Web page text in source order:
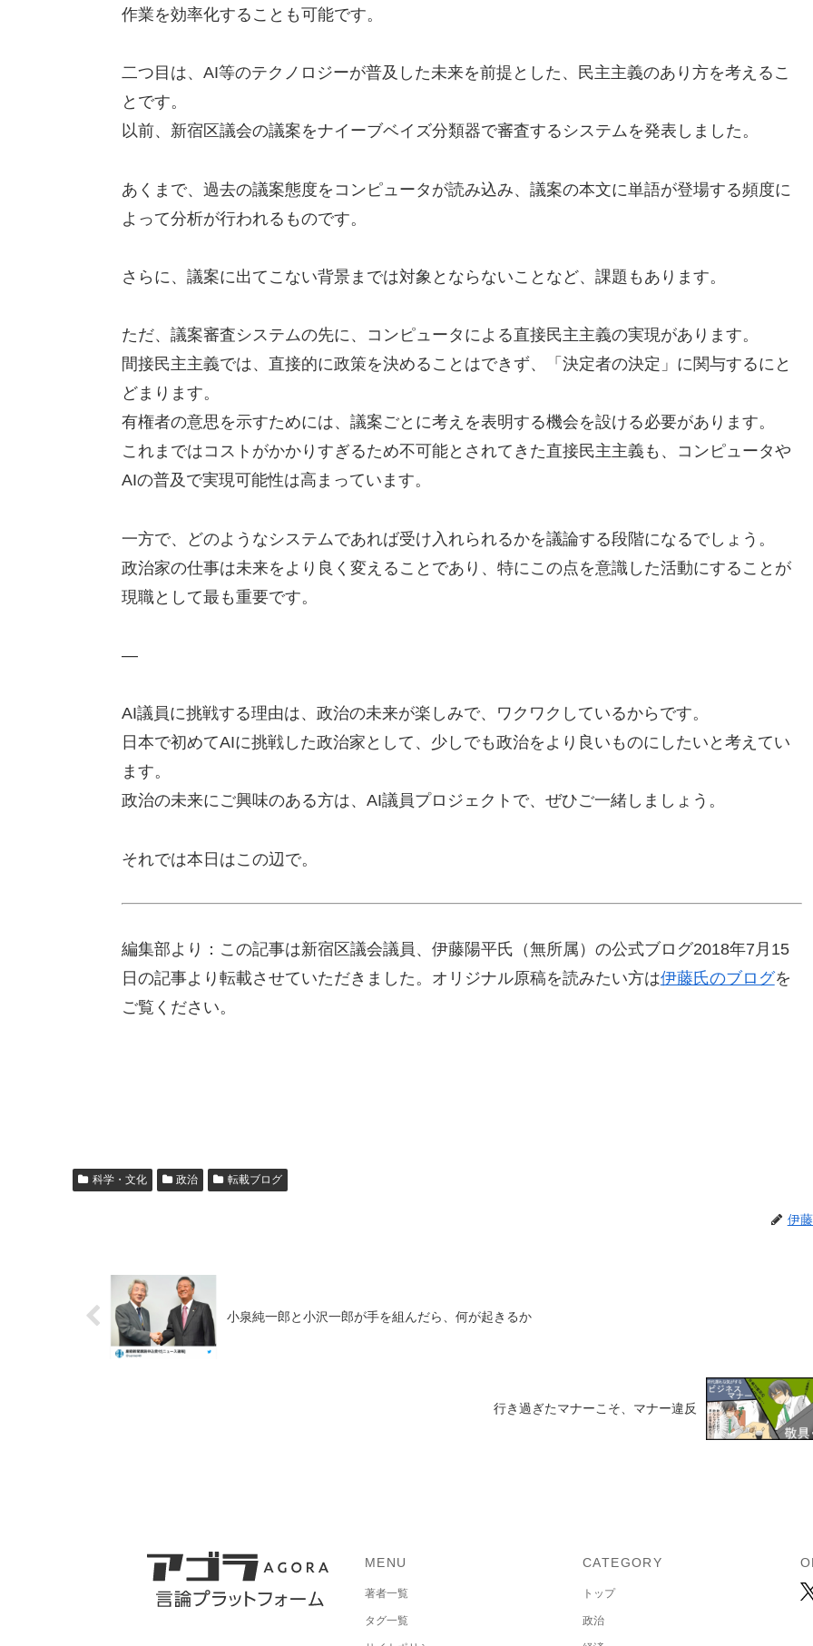
作業を効率化することも可能です。
二つ目は、AI等のテクノロジーが普及した未来を前提とした、民主主義のあり方を考えるこ
とです。
以前、新宿区議会の議案をナイーブベイズ分類器で審査するシステムを発表しました。
あくまで、過去の議案態度をコンピュータが読み込み、議案の本文に単語が登場する頻度に
よって分析が行われるものです。
さらに、議案に出てこない背景までは対象とならないことなど、課題もあります。
ただ、議案審査システムの先に、コンピュータによる直接民主主義の実現があります。
間接民主主義では、直接的に政策を決めることはできず、「決定者の決定」に関与するにと
どまります。
有権者の意思を示すためには、議案ごとに考えを表明する機会を設ける必要があります。
これまではコストがかかりすぎるため不可能とされてきた直接民主主義も、コンピュータや
AIの普及で実現可能性は高まっています。
一方で、どのようなシステムであれば受け入れられるかを議論する段階になるでしょう。
政治家の仕事は未来をより良く変えることであり、特にこの点を意識した活動にすることが
現職として最も重要です。
—
AI議員に挑戦する理由は、政治の未来が楽しみで、ワクワクしているからです。
日本で初めてAIに挑戦した政治家として、少しでも政治をより良いものにしたいと考えてい
ます。
政治の未来にご興味のある方は、AI議員プロジェクトで、ぜひご一緒しましょう。
それでは本日はこの辺で。
編集部より：この記事は新宿区議会議員、伊藤陽平氏（無所属）の公式ブログ2018年7月15
日の記事より転載させていただきました。オリジナル原稿を読みたい方は伊藤氏のブログを
ご覧ください。
科学・文化 政治 転載ブログ
伊
小泉純一郎と小沢一郎が手を組んだら、何が起きるか
行き過ぎたマナーこそ、マナー違反
MENU
著者一覧
タグ一覧
CATEGORY
トップ
政治